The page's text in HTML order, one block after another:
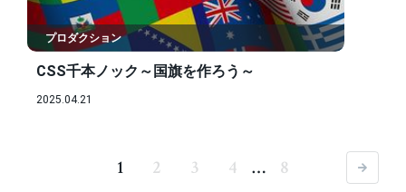
プロダクション
CSS千本ノック～国旗を作ろう～
2025.04.21
1 2 3 4 … 8 次へ